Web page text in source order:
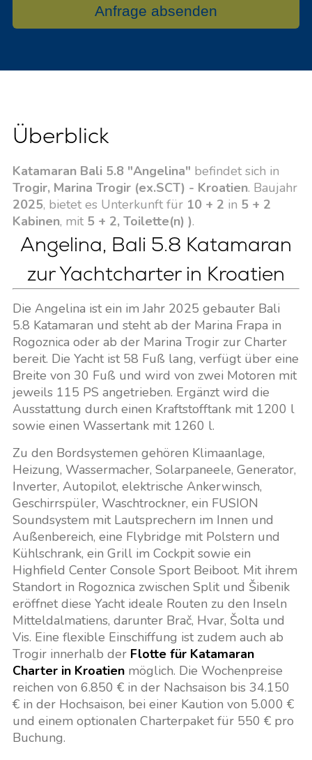
Anfrage absenden
Überblick
Katamaran Bali 5.8 "Angelina" befindet sich in
Trogir, Marina Trogir (ex.SCT) - Kroatien. Baujahr
2025, bietet es Unterkunft für 10 + 2 in 5 + 2
Kabinen, mit 5 + 2, Toilette(n) ).
Angelina, Bali 5.8 Katamaran
zur Yachtcharter in Kroatien
Die Angelina ist ein im Jahr 2025 gebauter Bali
5.8 Katamaran und steht ab der Marina Frapa in
Rogoznica oder ab der Marina Trogir zur Charter
bereit. Die Yacht ist 58 Fuß lang, verfügt über eine
Breite von 30 Fuß und wird von zwei Motoren mit
jeweils 115 PS angetrieben. Ergänzt wird die
Ausstattung durch einen Kraftstofftank mit 1200 l
sowie einen Wassertank mit 1260 l.
Zu den Bordsystemen gehören Klimaanlage,
Heizung, Wassermacher, Solarpaneele, Generator,
Inverter, Autopilot, elektrische Ankerwinsch,
Geschirrspüler, Waschtrockner, ein FUSION
Soundsystem mit Lautsprechern im Innen und
Außenbereich, eine Flybridge mit Polstern und
Kühlschrank, ein Grill im Cockpit sowie ein
Highfield Center Console Sport Beiboot. Mit ihrem
Standort in Rogoznica zwischen Split und Šibenik
eröffnet diese Yacht ideale Routen zu den Inseln
Mitteldalmatiens, darunter Brač, Hvar, Šolta und
Vis. Eine flexible Einschiffung ist zudem auch ab
Trogir innerhalb der Flotte für Katamaran
Charter in Kroatienmöglich. Die Wochenpreise
reichen von 6.850 € in der Nachsaison bis 34.150
€ in der Hochsaison, bei einer Kaution von 5.000 €
und einem optionalen Charterpaket für 550 € pro
Buchung.